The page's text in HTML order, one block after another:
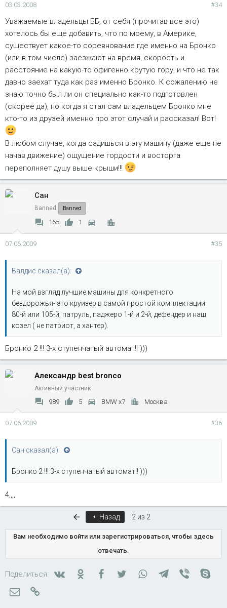
03.03.2008 #34
Уважаемые владельцы ББ, от себя (прочитав все это)
хотелось бы еще добавить, что по моему, в Америке,
существует какое-то соревнование где именно на Бронко
(или в том числе) заезжают на время, скорость и
расстояние на какую-то офигенно крутую гору, и что не так
давно заехат туда как раз именно Бронко. К сожалению не
знаю точно был ли он специально как-то подготовлен
(скорее да), но когда я стал сам владельцем Бронко мне
кто-то из друзей именно про этот случай и рассказал! Вот!
В любом случае, когда садишься в эту машину (даже еще не
начав движение) ощущение гордости и восторга
переполняет душу выше крыши!!!
Сан
Banned Banned
165 1
07.06.2009 #35
Валдис сказал(а):
На мой взгляд лучшие машины для конкретного
бездорожья- это круизер в самой простой комплектации
80-й или 105-й, патруль, паджеро 1-й и 2-й, дефендер и наш
козел ( не патриот, а хантер).
Бронко 2 !!! 3-х ступенчатый автомат!! )))
Александр best bronco
Активный участник
989 5 BMW x7 Москва
07.06.2009 #36
Сан сказал(а):
Бронко 2 !!! 3-х ступенчатый автомат!! )))
4,,,,
ПервыйНазад 2 из 2
Вам необходимо войти или зарегистрироваться, чтобы здесь
отвечать.
Поделиться: ВконтактеОдноклассники
FacebookTwitterWhatsAppTelegram
Viber
Электронная почта